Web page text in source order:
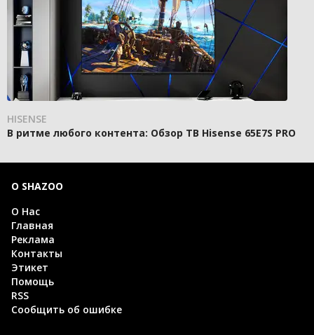
HISENSE
В ритме любого контента: Обзор ТВ Hisense 65E7S PRO
О SHAZOO
О Нас
Главная
Реклама
Контакты
Этикет
Помощь
RSS
Сообщить об ошибке